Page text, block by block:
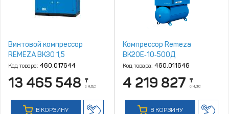
Винтовой компрессор
REMEZA ВК30 1,5
Код товара: 460.017644
13 465 548 ₸
с НДС
В КОРЗИНУ
Компрессор Remeza
ВК20Е‑10‑500Д
Код товара: 460.011646
4 219 827 ₸
с НДС
В КОРЗИНУ